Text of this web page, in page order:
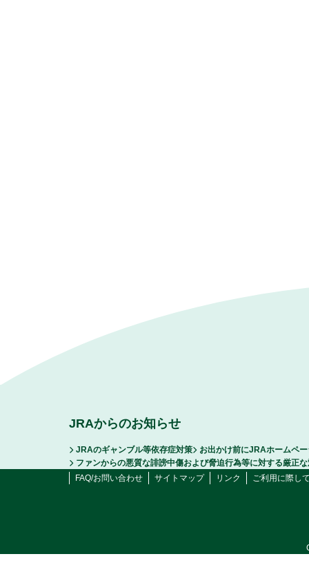
JRAからのお知らせ
JRAのギャンブル等依存症対策
お出かけ前にJRAホームペ
ファンからの悪質な誹謗中傷および脅迫行為等に対する厳正
FAQ/お問い合わせ
サイトマップ リンク ご利用に際し